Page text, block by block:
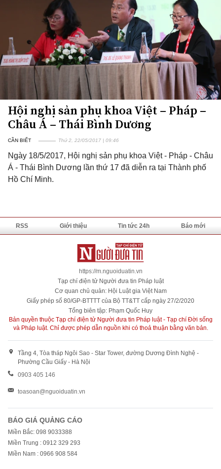
Hội nghị sản phụ khoa Việt – Pháp –
Châu Á – Thái Bình Dương
CẦN BIẾT Thứ 2, 22/05/2017 | 09:46
Ngày 18/5/2017, Hội nghị sản phụ khoa Việt - Pháp - Châu
Á - Thái Bình Dương lần thứ 17 đã diễn ra tại Thành phố
Hồ Chí Minh.
RSS Giới thiệu Tin tức 24h Báo mới
https://m.nguoiduatin.vn
Tạp chí điện tử Người đưa tin Pháp luật
Cơ quan chủ quản: Hội Luật gia Việt Nam
Giấy phép số 80/GP-BTTTT của Bộ TT&TT cấp ngày 27/2/2020
Tổng biên tập: Phạm Quốc Huy
Bản quyền thuộc Tạp chí điện tử Người đưa tin Pháp luật - Tạp chí Đời sống
và Pháp luật. Chỉ được phép dẫn nguồn khi có thoả thuận bằng văn bản.
Tầng 4, Tòa tháp Ngôi Sao - Star Tower, đường Dương Đình Nghệ -
Phường Cầu Giấy - Hà Nội
0903 405 146
toasoan@nguoiduatin.vn
BÁO GIÁ QUẢNG CÁO
Miền Bắc: 098 9033388
Miền Trung : 0912 329 293
Miền Nam : 0966 908 584